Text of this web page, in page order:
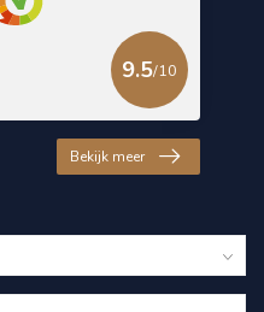
9.5/10
Bekijk meer